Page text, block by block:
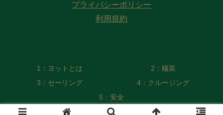
プライバシーポリシー
利用規約
1：ヨットとは
2：艤装
3：セーリング
4：クルージング
5：安全